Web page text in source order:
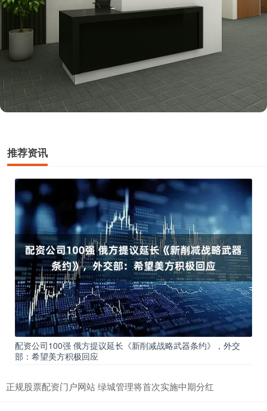
推荐资讯
配资公司100强 俄方提议延长《新削减战略武器条约》，外交
部：希望美方积极回应
正规股票配资门户网站 绿城管理将首次实施中期分红